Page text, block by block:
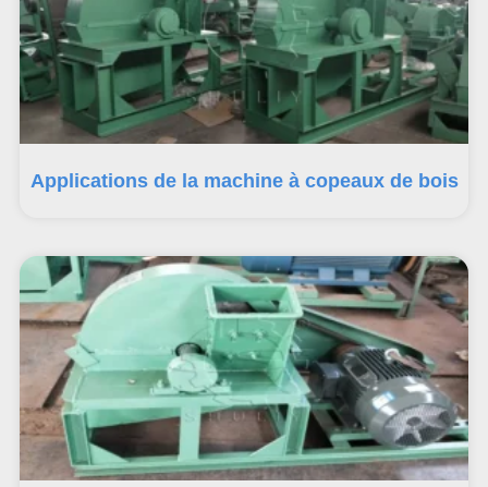
Applications de la machine à copeaux de bois